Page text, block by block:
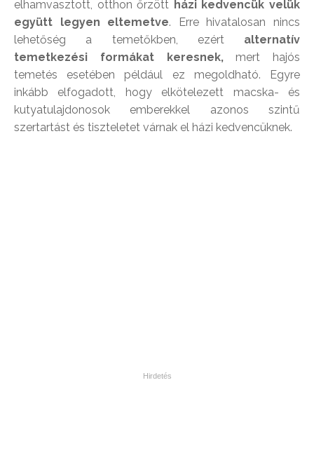
elhamvasztott, otthon őrzött házi kedvencük velük
együtt legyen eltemetve. Erre hivatalosan nincs
lehetőség a temetőkben, ezért alternatív
temetkezési formákat keresnek,mert hajós
temetés esetében például ez megoldható. Egyre
inkább elfogadott, hogy elkötelezett macska- és
kutyatulajdonosok emberekkel azonos szintű
szertartást és tiszteletet várnak el házi kedvencüknek.